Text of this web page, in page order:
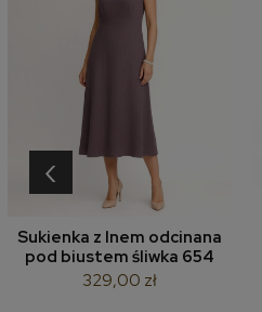
Sukienka z lnem odcinana
pod biustem śliwka 654
329,00 zł
‹